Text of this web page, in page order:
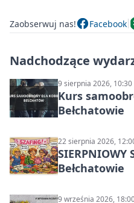
Zaobserwuj nas! Facebook
Nadchodzące
9 sierpnia 2026, 10:30
Kurs
Bełchatowie
22 sierpnia 2026,
SIERPNIOWY
Bełchatowie
9 września 2026,